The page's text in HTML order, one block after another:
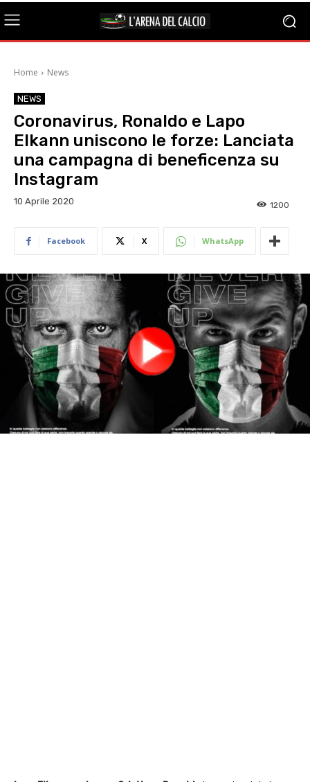
Home News
NEWS
Coronavirus, Ronaldo e Lapo
Elkann uniscono le forze: Lanciata
una campagna di beneficenza su
Instagram
10 Aprile 2020 1200
Facebook X WhatsApp